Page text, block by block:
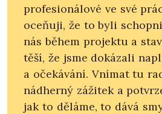
profesionálové ve své
oceňuji, že to byli
nás během projektu a
těší, že jsme dokázali
a očekávání. Vnímat tu
nádherný zážitek a
jak to děláme, to dává